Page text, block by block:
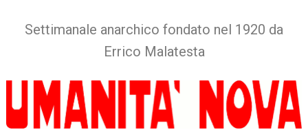
Settimanale anarchico fondato nel 1920 da
Errico Malatesta